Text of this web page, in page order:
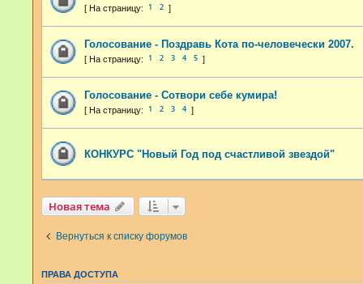
1 2
Голосование - Поздравь Кота по-человечески 2007.
1 2 3 4 5
Голосование - Сотвори себе кумира!
1 2 3 4
КОНКУРС "Новый Год под счастливой звездой"
Новая тема
Вернуться к списку форумов
ПРАВА ДОСТУПА